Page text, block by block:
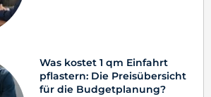
Was kostet 1 qm Einfahrt
pflastern: Die Preisübersicht
für die Budgetplanung?